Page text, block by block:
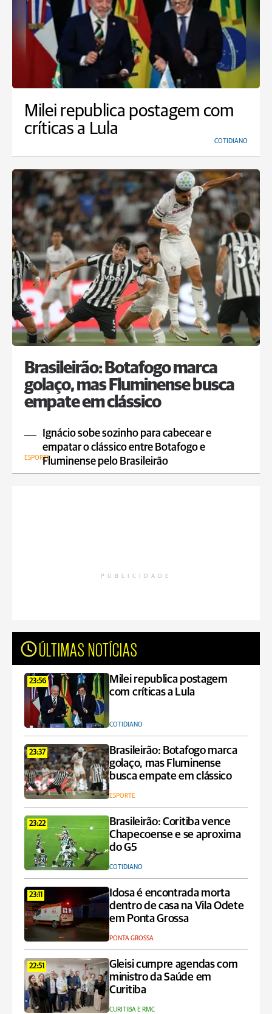
Milei republica postagem com
críticas a Lula
COTIDIANO
Brasileirão: Botafogo marca
golaço, mas Fluminense busca
empate em clássico
Ignácio sobe sozinho para cabecear e
empatar o clássico entre Botafogo e
Fluminense pelo Brasileirão
ESPORTE
PUBLICIDADE
ÚLTIMAS NOTÍCIAS
23:56
Milei republica postagem
com críticas a Lula
COTIDIANO
23:37
Brasileirão: Botafogo marca
golaço, mas Fluminense
busca empate em clássico
ESPORTE
23:22
Brasileirão: Coritiba vence
Chapecoense e se aproxima
do G5
COTIDIANO
23:11
Idosa é encontrada morta
dentro de casa na Vila Odete
em Ponta Grossa
PONTA GROSSA
22:51
Gleisi cumpre agendas com
ministro da Saúde em
Curitiba
CURITIBA E RMC